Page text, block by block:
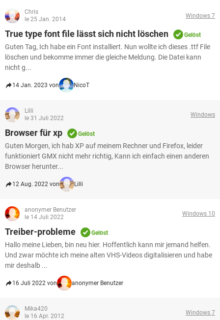
Chris
le 25 Jan. 2014
Windows 7
True type font file lässt sich nicht löschen Gelöst
Guten Tag, Ich habe ein Font installiert. Nun wollte ich dieses .ttf File
löschen und bekomme immer die gleiche Meldung. Die Datei kann
nicht g...
14 Jan. 2023 von NicoT
Lilli
le 31 Juli 2022
Windows
Browser für xp Gelöst
Guten Morgen, ich hab XP auf meinem Rechner und Firefox, leider
funktioniert GMX nicht mehr richtig, Kann ich einfach einen anderen
Browser herunter...
12 Aug. 2022 von Lilli
anonymer Benutzer
le 14 Juli 2022
Windows 10
Treiber-probleme Gelöst
Hallo meine Lieben, bin neu hier. Hoffentlich kann mir jemand helfen.
Und zwar möchte ich meine alten VHS-Videos digitalisieren und habe
mir deshalb ...
16 Juli 2022 von anonymer Benutzer
Mika420
le 16 Apr. 2012
Windows 7